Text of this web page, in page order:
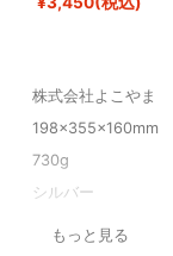
株式会社よこやま
198×355×160mm
730g
シルバー
もっと見る